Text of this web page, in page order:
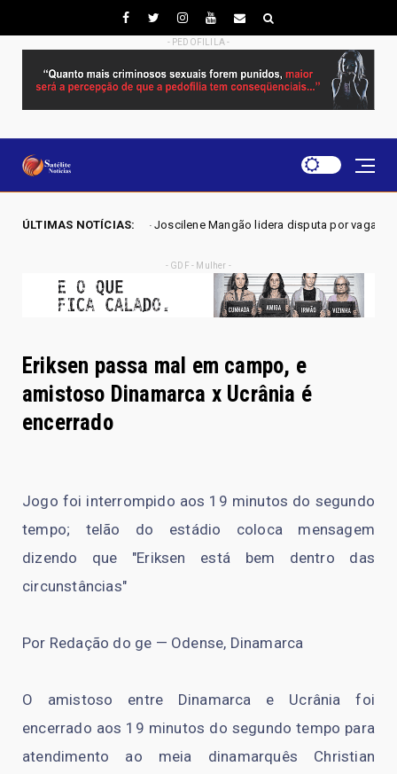
- PEDOFILILA -
ÚLTIMAS NOTÍCIAS:
- Joscilene Mangão lidera disputa por vaga na Alego em Novo Gama,
- GDF - Mulher -
Eriksen passa mal em campo, e
amistoso Dinamarca x Ucrânia é
encerrado
Jogo foi interrompido aos 19 minutos do segundo
tempo; telão do estádio coloca mensagem
dizendo que "Eriksen está bem dentro das
circunstâncias"
Por Redação do ge — Odense, Dinamarca
O amistoso entre Dinamarca e Ucrânia foi
encerrado aos 19 minutos do segundo tempo para
atendimento ao meia dinamarquês Christian